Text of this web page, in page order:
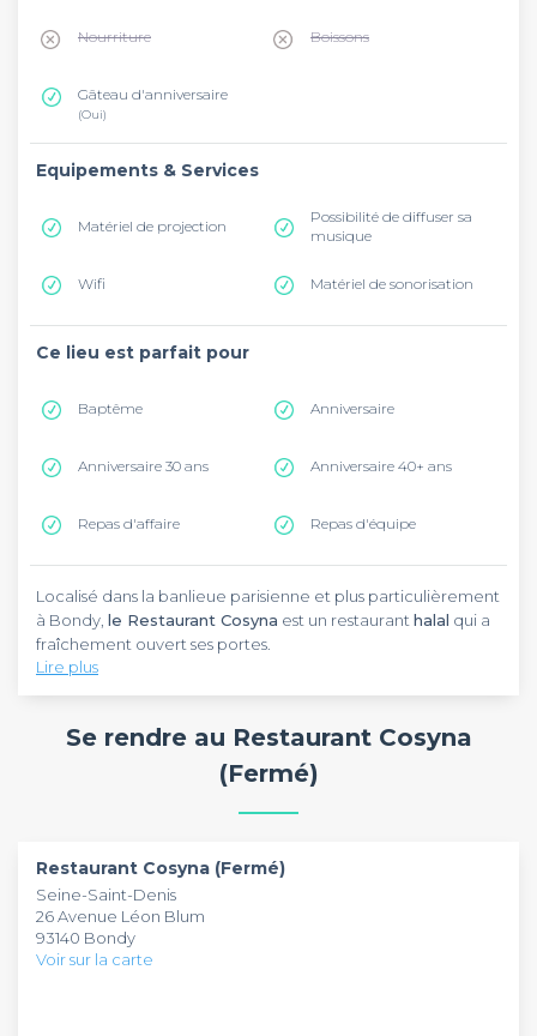
Nourriture Boissons
Gâteau d'anniversaire
(Oui)
Equipements & Services
Matériel de projection
Possibilité de diffuser sa
musique
Wifi Matériel de sonorisation
Ce lieu est parfait pour
Baptême Anniversaire
Anniversaire 30 ans Anniversaire 40+ ans
Repas d'affaire Repas d'équipe
Localisé dans la banlieue parisienne et plus particulièrement
à Bondy, le Restaurant Cosyna est un restaurant halal qui a
fraîchement ouvert ses portes.
Côté cuisine, le chef régalera les gourmets avec des plats
encore côte de boeuf, il en y en aura pour tous les goûts !
Vous pourrez émerveiller les papilles de vos convives en
deux formules proposées
L'établissement se prête parfaitement aux évènements
suivants : anniversaire, repas d'équipe, baptême... et vous
1h le week-end. Vous avez la possibilité de réserver quelques
tables pour une capacité de 5 à 10 personnes ou de
privatiser l'intégralité de l'établissement en vous engageant
sur un minimum de consommation.
Bonne dégustation !
Lire plus
Se rendre au Restaurant Cosyna
(Fermé)
Restaurant Cosyna (Fermé)
Seine-Saint-Denis
26 Avenue Léon Blum
93140 Bondy
Voir sur la carte